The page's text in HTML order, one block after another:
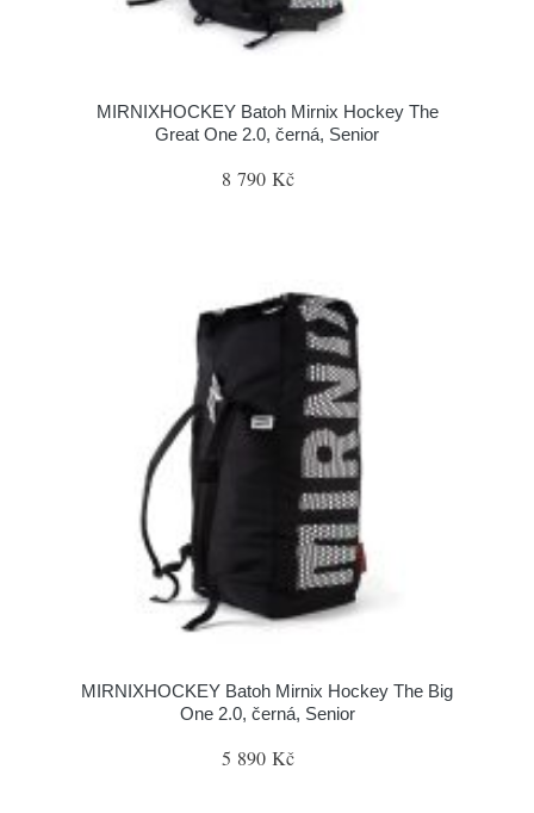
MIRNIXHOCKEY Batoh Mirnix Hockey The
Great One 2.0, černá, Senior
8 790 Kč
MIRNIXHOCKEY Batoh Mirnix Hockey The Big
One 2.0, černá, Senior
5 890 Kč